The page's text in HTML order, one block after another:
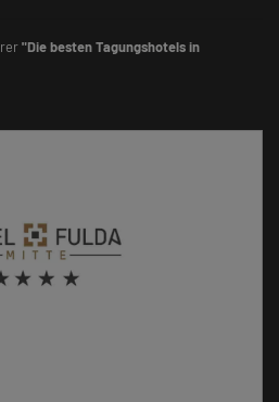
"Die besten Tagungshotels in